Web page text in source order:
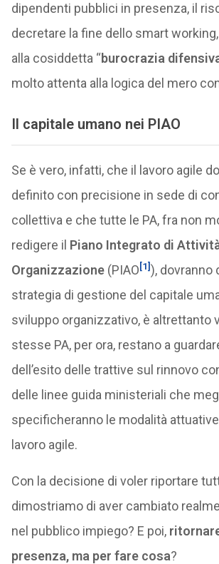
dipendenti pubblici in presenza, il
decretare la fine dello smart
alla cosiddetta “burocrazia
molto attenta alla logica del mero
Il capitale umano nei PIAO
Se è vero, infatti, che il lavoro agile
definito con precisione in sede di
collettiva e che tutte le PA, fra non
redigere il Piano Integrato di
Organizzazione(PIAO[1]), dovranno
strategia di gestione del capitale
sviluppo organizzativo, è altrettanto
stesse PA, per ora, restano a
dell’esito delle trattive sul rinnovo
delle linee guida ministeriali che
specificheranno le modalità
lavoro agile.
Con la decisione di voler riportare
dimostriamo di aver cambiato
nel pubblico impiego? E poi,
presenza, ma per fare cosa?